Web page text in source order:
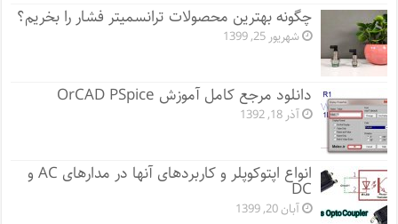
چگونه بهترین محصولات ترانسمیتر فشار را بخریم؟
شهریور 25, 1399
دانلود مرجع کامل آموزش OrCAD PSpice
آذر 18, 1392
انواع اپتوکوپلر و کاربردهای آنها در مدارهای AC و
DC
آبان 20, 1399